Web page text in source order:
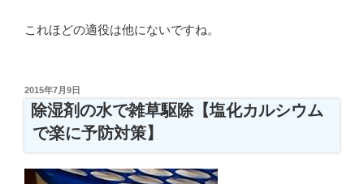
これほどの適役は他にないですね。
投
稿
日:
2015年7月9日
除湿剤の水で雑草駆除【塩化カルシウム
で楽に予防対策】